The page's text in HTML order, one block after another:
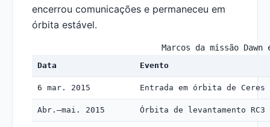
encerrou comunicações e permaneceu em
órbita estável.
Marcos da missão Dawn
Data Evento
6 mar. 2015 Entrada em órbita de Ceres
Abr.–mai. 2015 Órbita de levantamento RC3